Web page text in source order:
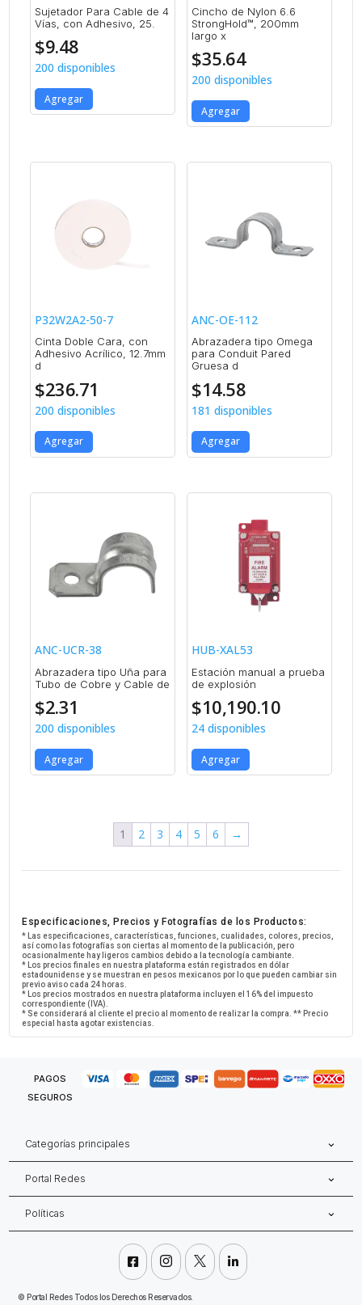
Sujetador Para Cable de 4
Vías, con Adhesivo, 25.
$9.48
200 disponibles
Agregar
Cincho de Nylon 6.6
StrongHold™, 200mm
largo x
$35.64
200 disponibles
Agregar
P32W2A2-50-7
Cinta Doble Cara, con
Adhesivo Acrílico, 12.7mm
d
$236.71
200 disponibles
Agregar
ANC-OE-112
Abrazadera tipo Omega
para Conduit Pared
Gruesa d
$14.58
181 disponibles
Agregar
ANC-UCR-38
Abrazadera tipo Uña para
Tubo de Cobre y Cable de
$2.31
200 disponibles
Agregar
HUB-XAL53
Estación manual a prueba
de explosión
$10,190.10
24 disponibles
Agregar
1 2 3 4 5 6 →
Especificaciones, Precios y Fotografías de los Productos:
* Las especificaciones, características, funciones, cualidades, colores, precios,
así como las fotografías son ciertas al momento de la publicación, pero
ocasionalmente hay ligeros cambios debido a la tecnología cambiante.
* Los precios finales en nuestra plataforma están registrados en dólar
estadounidense y se muestran en pesos mexicanos por lo que pueden cambiar sin
previo aviso cada 24 horas.
* Los precios mostrados en nuestra plataforma incluyen el 16% del impuesto
correspondiente (IVA).
* Se considerará al cliente el precio al momento de realizar la compra. ** Precio
especial hasta agotar existencias.
PAGOS
SEGUROS
Categorías principales
Portal Redes
Políticas
   
©Portal Redes Todos los Derechos Reservados.